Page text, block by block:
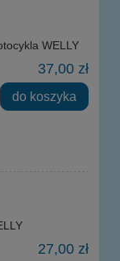
WELLY
37,00 zł
do koszyka
27,00 zł